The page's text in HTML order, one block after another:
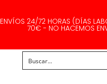
ENVÍOS 24/72 HORAS (DÍAS
70€ - NO HACEMOS